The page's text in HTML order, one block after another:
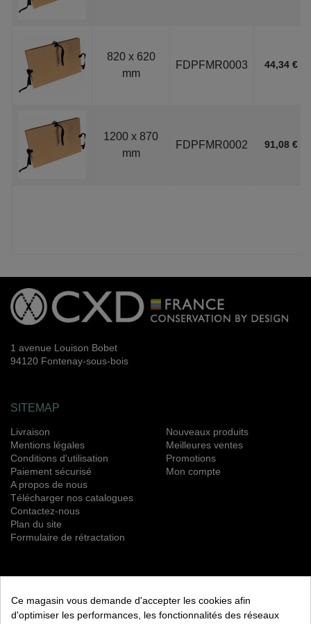
820 x 620
mm
FDPFMR0003 44,34 €
1200 x 870
mm
FDPFMR0002 91,08 €
1 avenue Louison Bobet
94120 Fontenay-sous-bois
SITEMAP
Livraison
Mentions légales
Conditions d'utilisation
Paiement sécurisé
A propos de nous
Télécharger nos catalogues
Contactez-nous
Plan du site
Formulaire de rétractation
Nouveaux produits
Meilleures ventes
Promotions
Mon compte
S’ABONNER
Ce magasin vous demande d'accepter les cookies afin
d'optimiser les performances, les fonctionnalités des réseaux